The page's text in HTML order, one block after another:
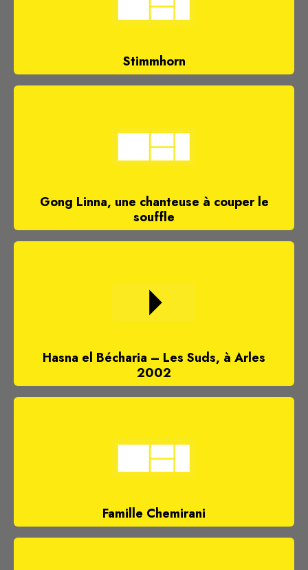
Stimmhorn
Gong Linna, une chanteuse à couper le
souffle
Hasna el Bécharia – Les Suds, à Arles
2002
Famille Chemirani